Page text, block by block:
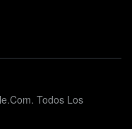
. Todos Los